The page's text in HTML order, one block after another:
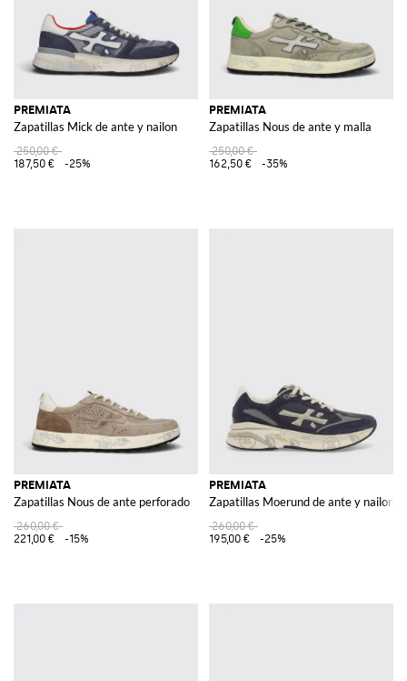
PREMIATA
Zapatillas Mick de ante y nailon
250,00 €
187,50 €
-25%
PREMIATA
Zapatillas Nous de ante y malla
250,00 €
162,50 €
-35%
PREMIATA
Zapatillas Nous de ante perforado
260,00 €
221,00 €
-15%
PREMIATA
Zapatillas Moerund de ante y nailon
260,00 €
195,00 €
-25%